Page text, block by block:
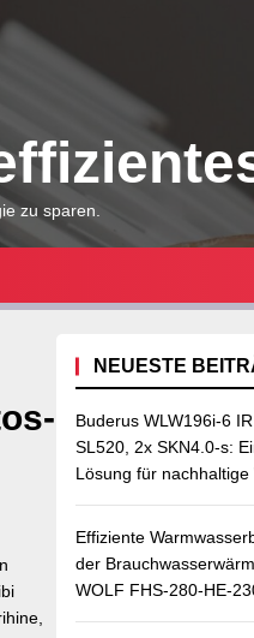
zu sparen.
NEUESTE
Buderus WLW196i-6
SL520, 2x SKN4.0-s:
Lösung für nachhaltige
Effiziente
der
WOLF FHS-280-HE-